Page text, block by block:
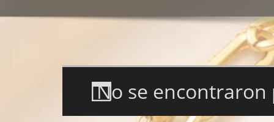
No se encontraron